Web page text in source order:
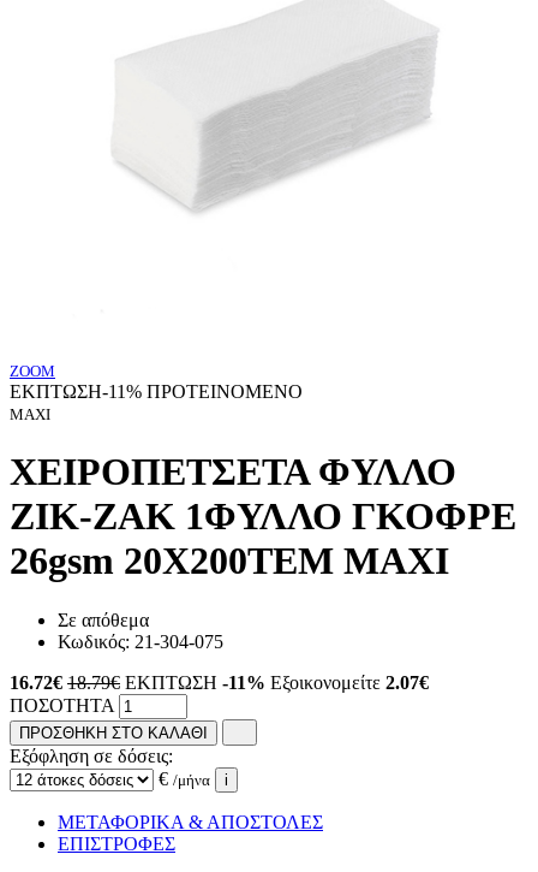
ZOOM
ΕΚΠΤΩΣΗ-11% ΠΡΟΤΕΙΝΟΜΕΝΟ
MAXI
ΧΕΙΡΟΠΕΤΣΕΤΑ ΦΥΛΛΟ
ΖΙΚ-ΖΑΚ 1ΦΥΛΛΟ ΓΚΟΦΡΕ
26gsm 20Χ200ΤΕΜ MAXI
Σε απόθεμα
Κωδικός: 21-304-075
16.72€ 18.79€ ΕΚΠΤΩΣΗ -11% Εξοικονομείτε 2.07€
ΠΟΣΟΤΗΤΑ
ΠΡΟΣΘΗΚΗ ΣΤΟ ΚΑΛΑΘΙ
Εξόφληση σε δόσεις:
€ /μήνα i
ΜΕΤΑΦΟΡΙΚΑ & ΑΠΟΣΤΟΛΕΣ
ΕΠΙΣΤΡΟΦΕΣ